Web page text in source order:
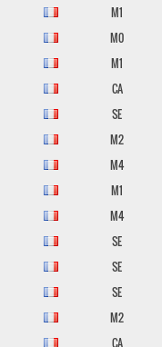
M1
M0
M1
CA
SE
M2
M4
M1
M4
SE
SE
SE
M2
CA